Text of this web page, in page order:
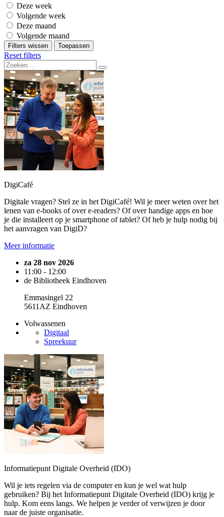
Deze week
Volgende week
Deze maand
Volgende maand
Filters wissen Toepassen
Reset filters
DigiCafé
Digitale vragen? Stel ze in het DigiCafé! Wil je meer weten over het
lenen van e-books of over e-readers? Of over handige apps en hoe
je die installeert op je smartphone of tablet? Of heb je hulp nodig bij
het aanvragen van DigiD?
Meer informatie
za 28 nov 2026
11:00 - 12:00
de Bibliotheek Eindhoven
Emmasingel 22
5611AZ Eindhoven
Volwassenen
Digitaal
Spreekuur
Informatiepunt Digitale Overheid (IDO)
Wil je iets regelen via de computer en kun je wel wat hulp
gebruiken? Bij het Informatiepunt Digitale Overheid (IDO) krijg je
hulp. Kom eens langs. We helpen je verder of verwijzen je door
naar de juiste organisatie.